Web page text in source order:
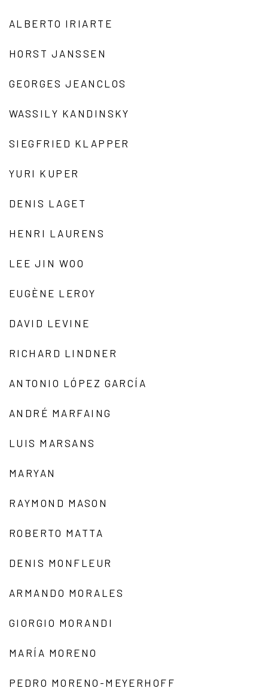
ALBERTO IRIARTE
HORST JANSSEN
GEORGES JEANCLOS
WASSILY KANDINSKY
SIEGFRIED KLAPPER
YURI KUPER
DENIS LAGET
HENRI LAURENS
LEE JIN WOO
EUGÈNE LEROY
DAVID LEVINE
RICHARD LINDNER
ANTONIO LÓPEZ GARCÍA
ANDRÉ MARFAING
LUIS MARSANS
MARYAN
RAYMOND MASON
ROBERTO MATTA
DENIS MONFLEUR
ARMANDO MORALES
GIORGIO MORANDI
MARÍA MORENO
PEDRO MORENO-MEYERHOFF